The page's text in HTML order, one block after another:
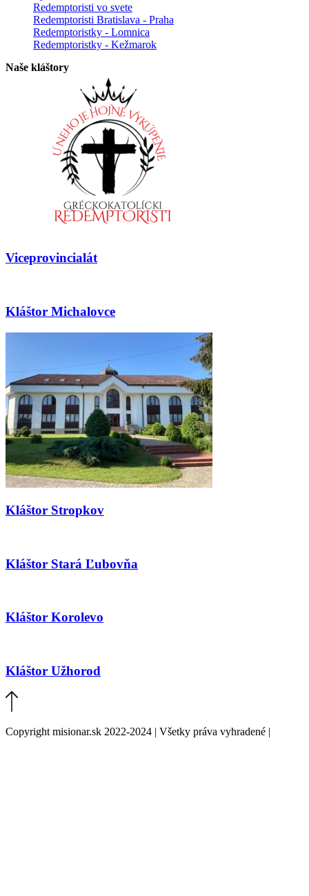
Redemptoristi vo svete
Redemptoristi Bratislava - Praha
Redemptoristky - Lomnica
Redemptoristky - Kežmarok
Naše kláštory
Viceprovincialát
Kláštor Michalovce
Kláštor Stropkov
Kláštor Stará Ľubovňa
Kláštor Korolevo
Kláštor Užhorod
Copyright misionar.sk 2022-2024 | Všetky práva vyhradené |